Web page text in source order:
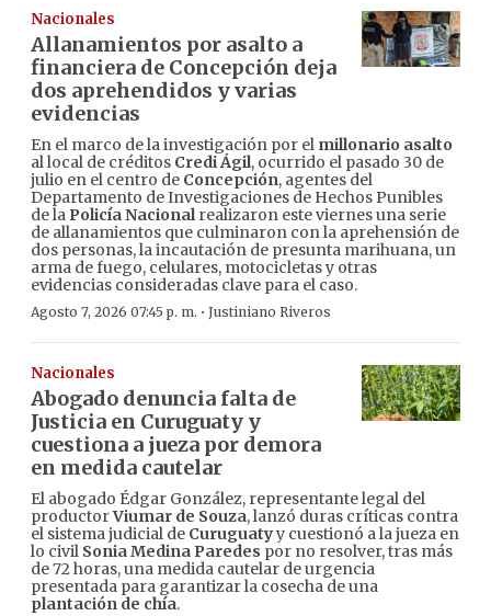
Nacionales
Allanamientos por asalto a
financiera de Concepción deja
dos aprehendidos y varias
evidencias
En el marco de la investigación por el millonario asalto
al local de créditos Credi Ágil, ocurrido el pasado 30 de
julio en el centro de Concepción, agentes del
Departamento de Investigaciones de Hechos Punibles
de la Policía Nacionalrealizaron este viernes una serie
de allanamientos que culminaron con la aprehensión de
dos personas, la incautación de presunta marihuana, un
arma de fuego, celulares, motocicletas y otras
evidencias consideradas clave para el caso.
Agosto 7, 2026 07:45 p. m. · Justiniano Riveros
Nacionales
Abogado denuncia falta de
Justicia en Curuguaty y
cuestiona a jueza por demora
en medida cautelar
El abogado Édgar González, representante legal del
productorViumar de Souza, lanzó duras críticas contra
el sistema judicial de Curuguatyy cuestionó a la jueza en
lo civil Sonia Medina Paredes por no resolver, tras más
de 72 horas, una medida cautelar de urgencia
presentada para garantizar la cosecha de una
plantación de chía.